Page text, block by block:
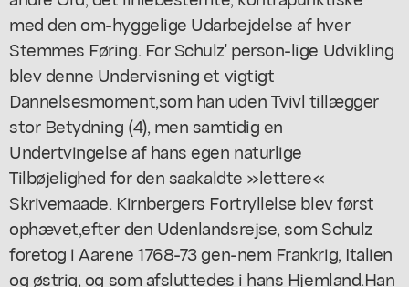
med den om-hyggelige Udarbejdelse af hver
Stemmes Føring. For Schulz' person-lige Udvikling
blev denne Undervisning et vigtigt
Dannelsesmoment,som han uden Tvivl tillægger
stor Betydning (4), men samtidig en
Undertvingelse af hans egen naturlige
Tilbøjelighed for den saakaldte »lettere«
Skrivemaade. Kirnbergers Fortryllelse blev først
ophævet,efter den Udenlandsrejse, som Schulz
foretog i Aarene 1768-73 gen-nem Frankrig, Italien
og østrig, og som afsluttedes i hans Hjemland.Han